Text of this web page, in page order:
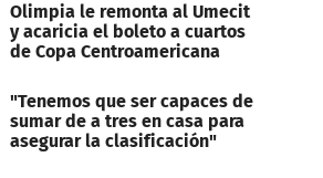
Olimpia le remonta al Umecit
y acaricia el boleto a cuartos
de Copa Centroamericana
"Tenemos que ser capaces de
sumar de a tres en casa para
asegurar la clasificación"